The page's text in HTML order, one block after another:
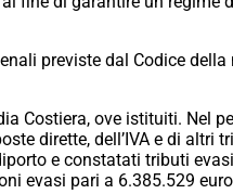
previste dal Codice
Costiera, ove istituiti. Nel
dirette, dell’IVA e di altri
e constatati tributi
evasi pari a 6.385.529